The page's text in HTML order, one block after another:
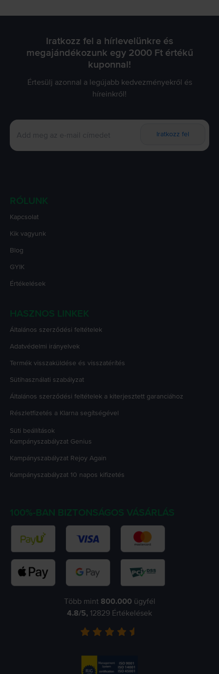
Iratkozz fel a hírlevelünkre és
megajándékozunk egy 2000 Ft értékű
kuponnal!
Értesülj azonnal a legújabb kedvezményekről és
híreinkről!
Iratkozz fel
RÓLUNK
Kapcsolat
Kik vagyunk
Blog
GYIK
Értékelések
HASZNOS LINKEK
Általános szerződési feltételek
Adatvédelmi irányelvek
Termék visszaküldése és visszatérítés
Sütihasználati szabályzat
Általános szerződési feltételek a kiterjesztett garanciához
Részletfizetés a Klarna segítségével
Süti beállítások
Kampányszabályzat Genius
Kampányszabályzat Rejoy Again
Kampányszabályzat 10 napos kifizetés
100%-BAN BIZTONSÁGOS VÁSÁRLÁS
Több mint 800.000 ügyfél
4.8/5, 12829 Értékelések